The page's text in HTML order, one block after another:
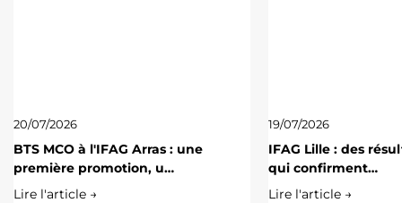
20/07/2026
BTS MCO à l'IFAG Arras : une
première promotion, u…
Lire l'article →
19/07/2026
IFAG Lille : des
qui confirment…
Lire l'article →